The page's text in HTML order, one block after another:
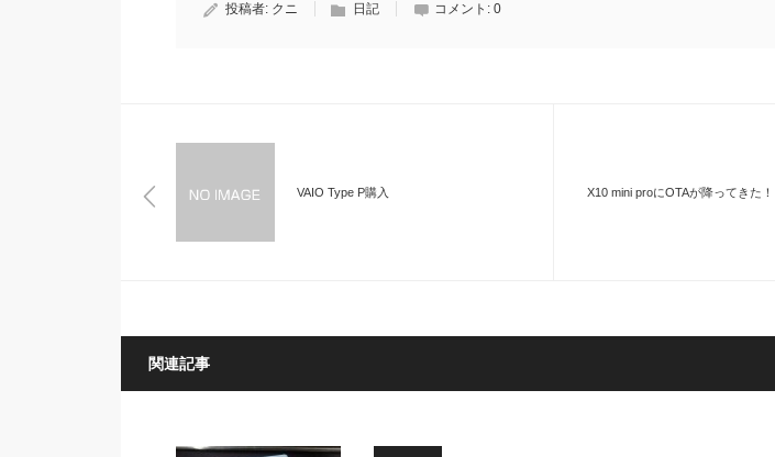
投稿者: クニ 日記 コメント: 0
VAIO Type P購入 X10 mini proにOTAが降ってきた！
関連記事